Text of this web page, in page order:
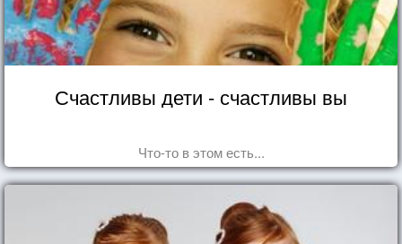
Счастливы дети - счастливы вы
Что-то в этом есть...